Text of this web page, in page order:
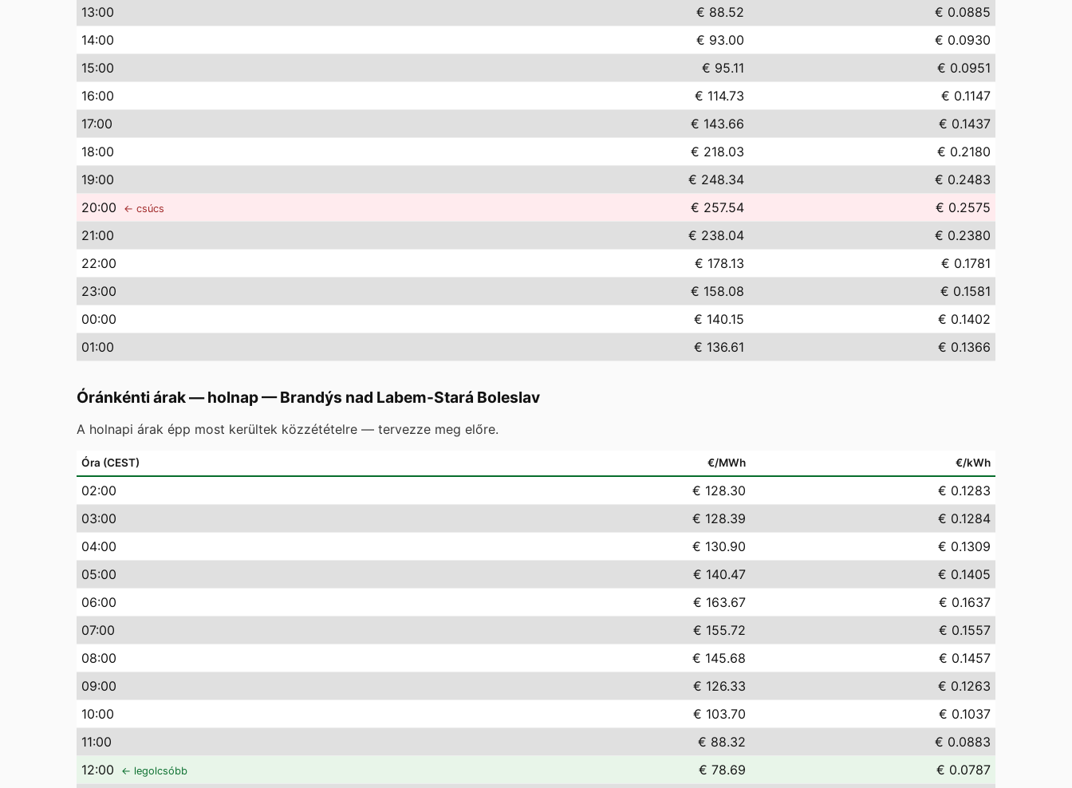
13:00 € 88.52
€ 0.0885
14:00 € 93.00
€ 0.0930
15:00 € 95.11
€ 0.0951
16:00 € 114.73
€ 0.1147
17:00 € 143.66
€ 0.1437
18:00 € 218.03
€ 0.2180
19:00 € 248.34
€ 0.2483
20:00 ← csúcs € 257.54
€ 0.2575
21:00 € 238.04
€ 0.2380
22:00 € 178.13
€ 0.1781
23:00 € 158.08
€ 0.1581
00:00 € 140.15
€ 0.1402
01:00 € 136.61 € 0.1366
Óránkénti árak — holnap—Brandýs nad Labem-Stará Boleslav
A holnapi árak épp most kerültek közzétételre — tervezze meg előre.
Óra (CEST) €/MWh €/kWh
02:00 € 128.30
€ 0.1283
03:00 € 128.39
€ 0.1284
04:00 € 130.90
€ 0.1309
05:00 € 140.47
€ 0.1405
06:00 € 163.67
€ 0.1637
07:00 € 155.72
€ 0.1557
08:00 € 145.68
€ 0.1457
09:00 € 126.33
€ 0.1263
10:00 € 103.70
€ 0.1037
11:00 € 88.32
€ 0.0883
12:00 ← legolcsóbb € 78.69
€ 0.0787